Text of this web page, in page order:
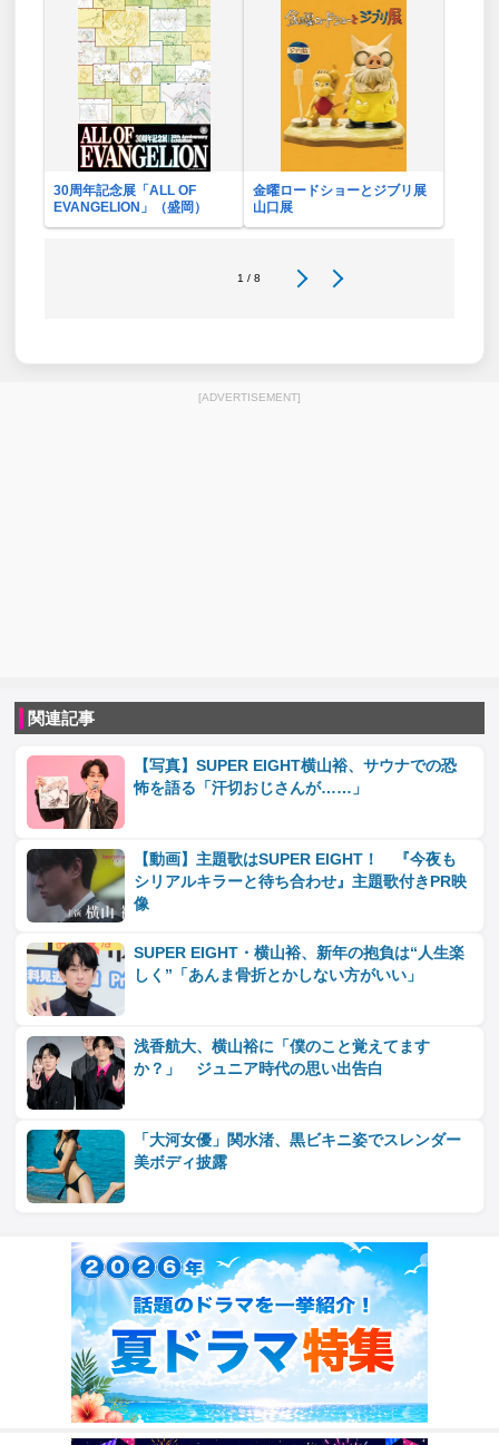
30周年記念展「ALL OF
EVANGELION」（盛岡）
金曜ロードショーとジブリ展
山口展
1 / 8
[ADVERTISEMENT]
関連記事
【写真】SUPER EIGHT横山裕、サウナでの恐
怖を語る「汗切おじさんが……」
【動画】主題歌はSUPER EIGHT！ 『今夜も
シリアルキラーと待ち合わせ』主題歌付きPR映
像
SUPER EIGHT・横山裕、新年の抱負は“人生楽
しく”「あんま骨折とかしない方がいい」
浅香航大、横山裕に「僕のこと覚えてます
か？」 ジュニア時代の思い出告白
「大河女優」関水渚、黒ビキニ姿でスレンダー
美ボディ披露